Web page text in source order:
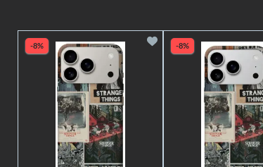
-8% -8%